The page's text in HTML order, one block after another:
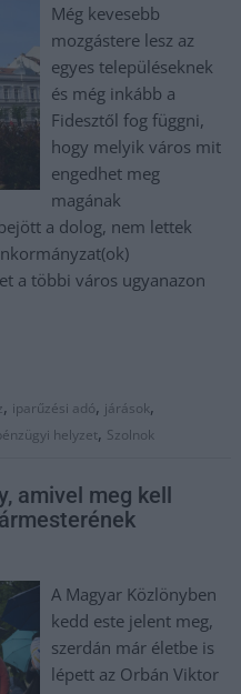
Még kevesebb
mozgástere lesz az
egyes településeknek
és még inkább a
Fidesztől fog függni,
hogy melyik város mit
engedhet meg
magának
a dolog, nem lettek
a többi város ugyanazon
, iparűzési adó, járások,
helyzet, Szolnok
amivel meg kell
A Magyar Közlönyben
kedd este jelent meg,
szerdán már életbe is
lépett az Orbán Viktor